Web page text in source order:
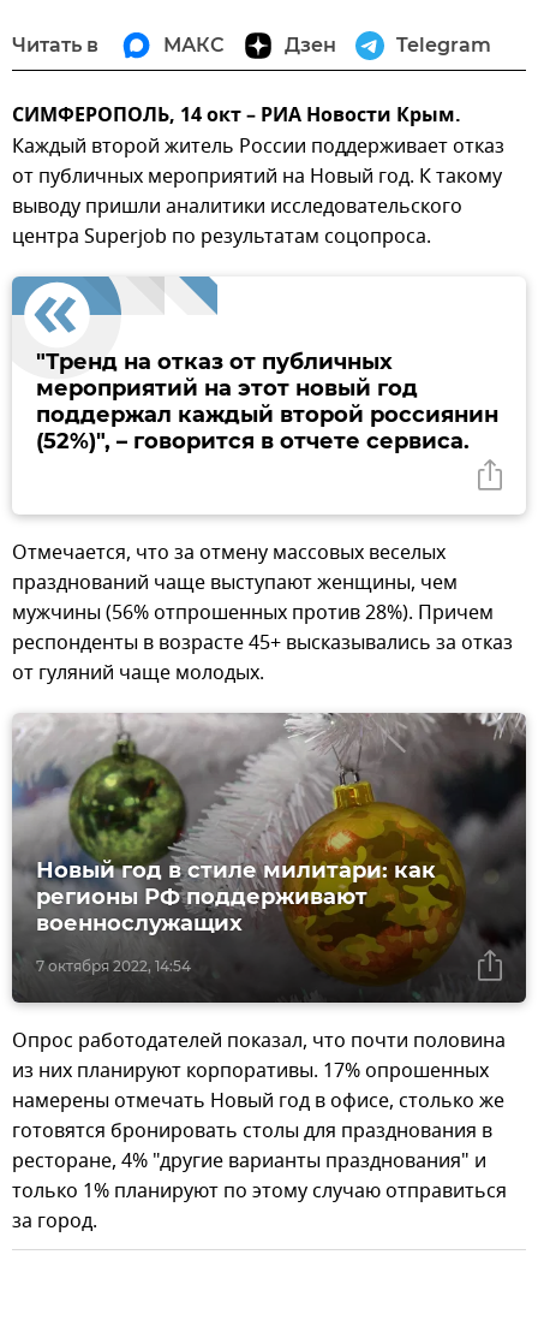
Читать в МАКС Дзен Telegram
СИМФЕРОПОЛЬ, 14 окт – РИА Новости Крым.
Каждый второй житель России поддерживает отказ
от публичных мероприятий на Новый год. К такому
выводу пришли аналитики исследовательского
центра Superjob по результатам соцопроса.
"Тренд на отказ от публичных
мероприятий на этот новый год
поддержал каждый второй россиянин
(52%)", – говорится в отчете сервиса.
Отмечается, что за отмену массовых веселых
празднований чаще выступают женщины, чем
мужчины (56% отпрошенных против 28%). Причем
респонденты в возрасте 45+ высказывались за отказ
от гуляний чаще молодых.
7 октября 2022, 14:54
Новый год в стиле милитари: как
регионы РФ поддерживают
военнослужащих
Опрос работодателей показал, что почти половина
из них планируют корпоративы. 17% опрошенных
намерены отмечать Новый год в офисе, столько же
готовятся бронировать столы для празднования в
ресторане, 4% "другие варианты празднования" и
только 1% планируют по этому случаю отправиться
за город.